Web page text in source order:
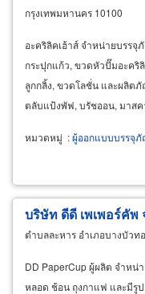
กรุงเทพมหานคร 10100
อะคริลิคเฮ้าส์ จำหน่ายบรรจุ
กระปุกแก้ว, ขวดหัวปั๊มอะค
ลูกกลิ้ง, ขวดโลชั่น และผลิต
ตลับแป้งพัฟ, บรัชออน, มาส
หมวดหมู่ :ผู้ออกแบบบรรจุ
บริษัท ดีดี เพเพอร์คัพ
ตำบลละหาร อำเภอบางบัว
DD PaperCup ผู้ผลิต จำห
หลอด ช้อน ถุงกาแฟ และมีรู